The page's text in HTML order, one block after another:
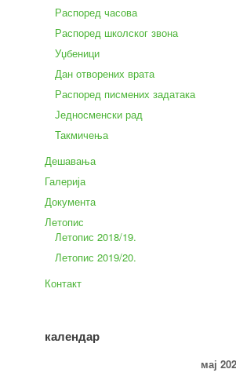
Распоред часова
Распоред школског звона
Уџбеници
Дан отворених врата
Распоред писмених задатака
Једносменски рад
Такмичења
Дешавања
Галерија
Документа
Летопис
Летопис 2018/19.
Летопис 2019/20.
Контакт
календар
мај